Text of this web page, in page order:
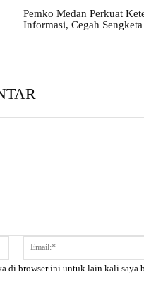
Pemko Medan Perkuat
Informasi, Cegah
Nama:*
di browser ini untuk lain kali saya